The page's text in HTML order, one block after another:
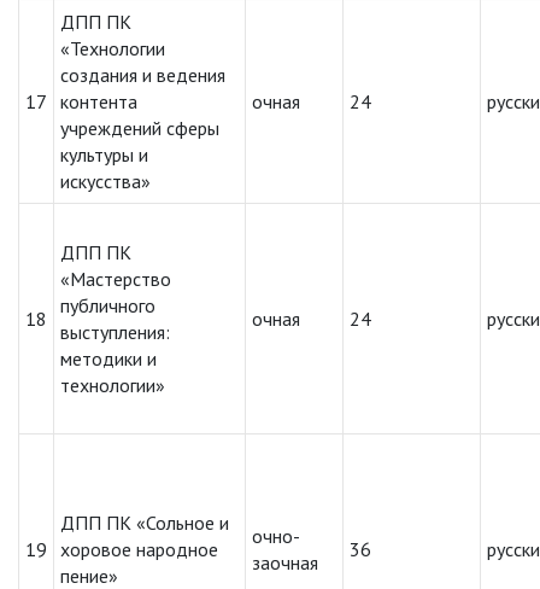
17
ДПП ПК
«Технологии
создания и ведения
контента
учреждений сферы
культуры и
искусства»
очная 24
18
ДПП ПК
«Мастерство
публичного
выступления:
методики и
технологии»
очная 24
19
ДПП ПК «Сольное и
хоровое народное
пение»
очно-
заочная
36